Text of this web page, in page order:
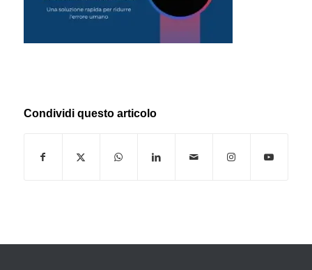
Condividi questo articolo